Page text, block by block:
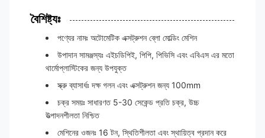
বৈশিষ্ট্যঃ
পণ্যের নামঃ অটোমেটিক এক্সট্রুশন ব্লো মোল্ডিং মেশিন
উপাদান সামঞ্জস্যঃ এইচডিপিই, পিপি, পিভিসি এবং এবিএস এর মতো
থার্মোপ্লাস্টিকের জন্য উপযুক্ত
স্ক্রু ব্যাসার্ধঃ দক্ষ গলন এবং এক্সট্রুশন জন্য 100mm
চক্র সময়ঃ সাধারণত 5-30 সেকেন্ড প্রতি চক্র, উচ্চ
উত্পাদনশীলতা নিশ্চিত
মেশিনের ওজনঃ 16 টন, স্থিতিশীলতা এবং স্থায়িত্ব প্রদান করে